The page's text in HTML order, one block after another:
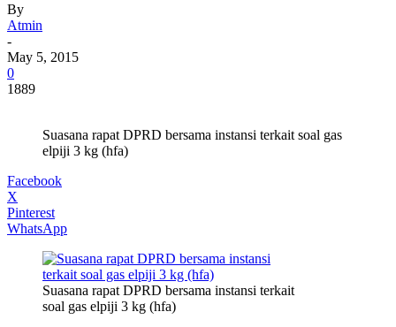
By
Atmin
-
May 5, 2015
0
1889
Suasana rapat DPRD bersama instansi terkait soal gas
elpiji 3 kg (hfa)
Facebook
X
Pinterest
WhatsApp
Suasana rapat DPRD bersama instansi terkait
soal gas elpiji 3 kg (hfa)